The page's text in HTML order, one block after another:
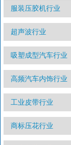
服装压胶机行业
超声波行业
吸塑成型汽车行业
高频汽车内饰行业
工业皮带行业
商标压花行业